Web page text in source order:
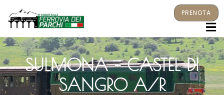
PRENOTA
SULMONA – CASTEL DI
SANGRO A/R